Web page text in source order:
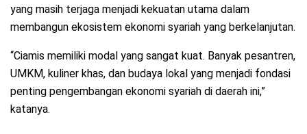
yang masih terjaga menjadi kekuatan utama dalam
membangun ekosistem ekonomi syariah yang berkelanjutan.
“Ciamis memiliki modal yang sangat kuat. Banyak pesantren,
UMKM, kuliner khas, dan budaya lokal yang menjadi fondasi
penting pengembangan ekonomi syariah di daerah ini,”
katanya.